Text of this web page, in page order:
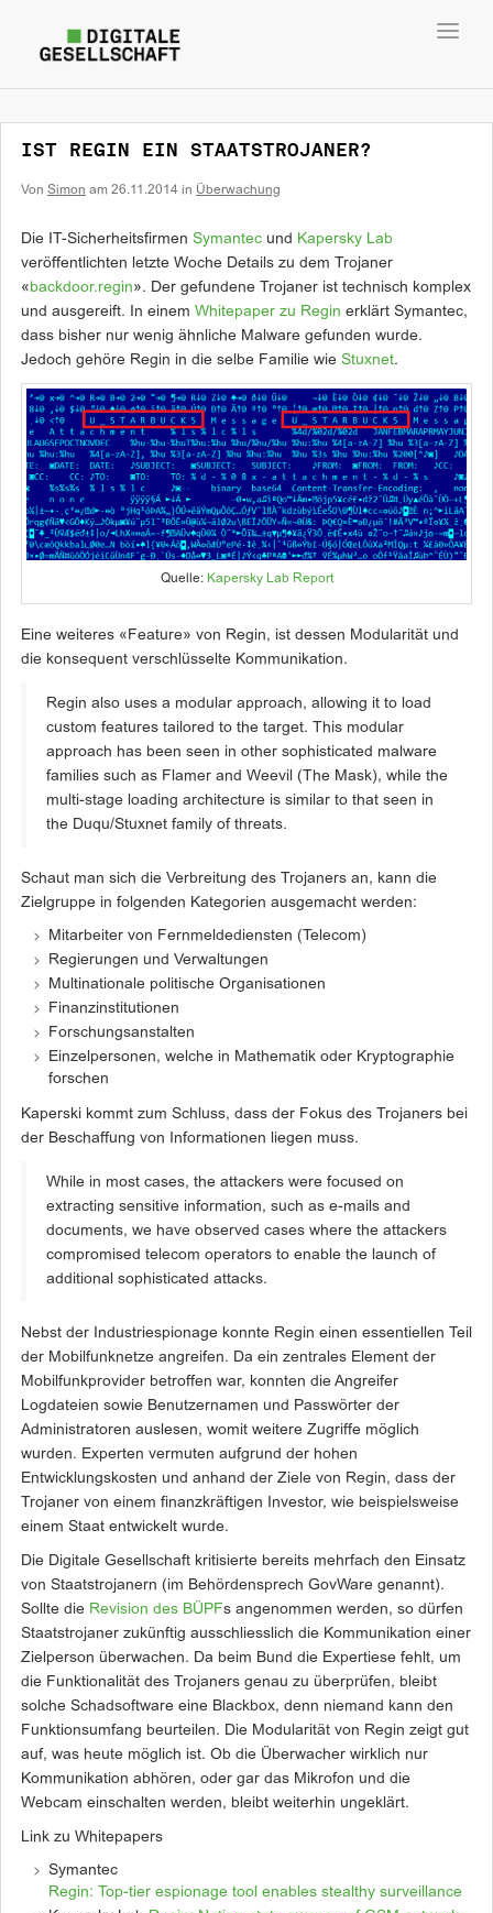
IST REGIN EIN STAATSTROJANER?
Von Simon am 26.11.2014 in Überwachung
Die IT-Sicherheitsfirmen Symantec und
Kapersky Lab
veröffentlichten letzte Woche Details zu dem Trojaner
«backdoor.regin». Der gefundene Trojaner ist technisch komplex
und ausgereift. In einem Whitepaper zu Regin erklärt Symantec,
dass bisher nur wenig ähnliche Malware gefunden wurde.
Jedoch gehöre Regin in die selbe Familie wie Stuxnet.
Quelle: Kapersky Lab Report
Eine weiteres «Feature» von Regin, ist dessen Modularität und
die konsequent verschlüsselte Kommunikation.
Regin also uses a modular approach, allowing it to load
custom features tailored to the target. This modular
approach has been seen in other sophisticated malware
families such as Flamer and Weevil (The Mask), while the
multi-stage loading architecture is similar to that seen in
the Duqu/Stuxnet family of threats.
Schaut man sich die Verbreitung des Trojaners an, kann die
Zielgruppe in folgenden Kategorien ausgemacht werden:
Mitarbeiter von Fernmeldediensten (Telecom)
Regierungen und Verwaltungen
Multinationale politische Organisationen
Finanzinstitutionen
Forschungsanstalten
Einzelpersonen, welche in Mathematik oder Kryptographie
forschen
Kaperski kommt zum Schluss, dass der Fokus des Trojaners bei
der Beschaffung von Informationen liegen muss.
While in most cases, the attackers were focused on
extracting sensitive information, such as e-mails and
documents, we have observed cases where the attackers
compromised telecom operators to enable the launch of
additional sophisticated attacks.
Nebst der Industriespionage konnte Regin einen essentiellen Teil
der Mobilfunknetze angreifen. Da ein zentrales Element der
Mobilfunkprovider betroffen war, konnten die Angreifer
Logdateien sowie Benutzernamen und Passwörter der
Administratoren auslesen, womit weitere Zugriffe möglich
wurden. Experten vermuten aufgrund der hohen
Entwicklungskosten und anhand der Ziele von Regin, dass der
Trojaner von einem finanzkräftigen Investor, wie beispielsweise
einem Staat entwickelt wurde.
Die Digitale Gesellschaft kritisierte bereits mehrfach den Einsatz
von Staatstrojanern (im Behördensprech GovWare genannt).
Sollte die Revision des BÜPFs angenommen werden, so dürfen
Staatstrojaner zukünftig ausschliesslich die Kommunikation einer
Zielperson überwachen. Da beim Bund die Expertiese fehlt, um
die Funktionalität des Trojaners genau zu überprüfen, bleibt
solche Schadsoftware eine Blackbox, denn niemand kann den
Funktionsumfang beurteilen. Die Modularität von Regin zeigt gut
auf, was heute möglich ist. Ob die Überwacher wirklich nur
Kommunikation abhören, oder gar das Mikrofon und die
Webcam einschalten werden, bleibt weiterhin ungeklärt.
Link zu Whitepapers
Symantec
Regin: Top-tier espionage tool enables stealthy surveillance